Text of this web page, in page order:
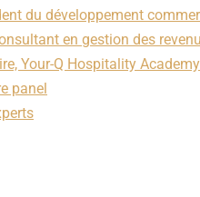
du développement
en gestion des
Your-Q Hospitality Academy
panel